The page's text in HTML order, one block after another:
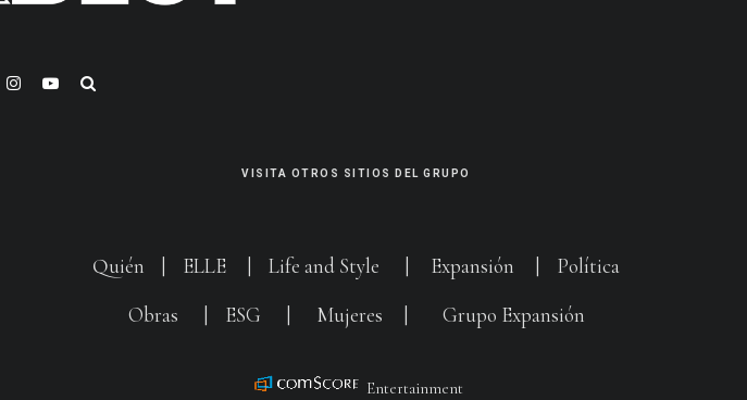
VISITA OTROS SITIOS DEL GRUPO
Quién ELLE Life and Style Expansión
Política
Obras
ESG Mujeres Grupo Expansión
Entertainment